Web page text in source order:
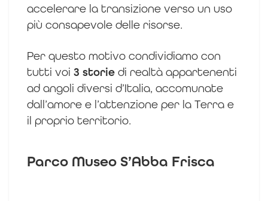
accelerare la transizione verso un uso
più consapevole delle risorse.
Per questo motivo condividiamo con
tutti voi 3 storie di realtà appartenenti
ad angoli diversi d’Italia, accomunate
dall’amore e l’attenzione per la Terra e
il proprio territorio.
Parco Museo S’Abba Frisca